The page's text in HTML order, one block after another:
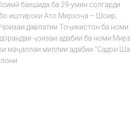
бахшида ба 29-умин солгарди
иштироки Ато Мирхоҷа – Шоир,
давлатии Тоҷикистон ба номи
дорандаи ҷоизаи адабии ба номи
маҷаллаи миллии адабии “Садои